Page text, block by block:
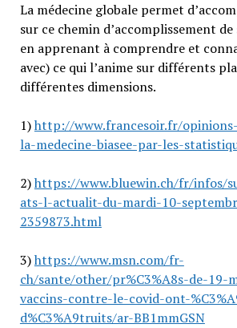
La médecine globale permet
sur ce chemin d’accomplissement
en apprenant à comprendre et
avec) ce qui l’anime sur différents
différentes dimensions.
1)http://www.francesoir.fr/
la-medecine-biasee-par-les-
2)https://www.bluewin.ch/fr/infos/
ats-l-actualit-du-mardi-10-
2359873.html
3)https://www.msn.com/fr-
ch/sante/other/pr%C3%A8s-de-19-
vaccins-contre-le-covid-ont-
d%C3%A9truits/ar-BB1mmGSN